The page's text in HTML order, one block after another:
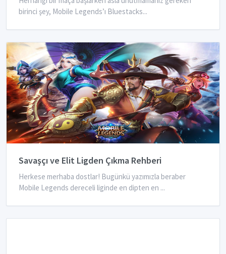
birinci şey, Mobile Legends’ı Bluestacks...
Savaşçı ve Elit Ligden Çıkma Rehberi
Herkese merhaba dostlar! Bugünkü yazımızla beraber
Mobile Legends dereceli liginde en dipten en ...